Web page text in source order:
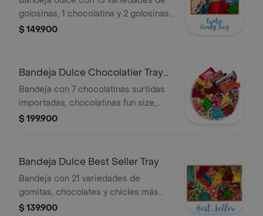
golosinas, 1 chocolatina y 2 golosinas
importadas surtidas. La presentación
$ 149.900
Bandeja Dulce Chocolatier Tray
Sharing
Bandeja con 7 chocolatinas surtidas
importadas, chocolatinas fun size,
gomitas y chicles de barra pick n mix.
$ 199.900
Bandeja Dulce Best Seller Tray
Bandeja con 21 variedades de
gomitas, chocolates y chicles más
vendidos. La presentación o
$ 139.900